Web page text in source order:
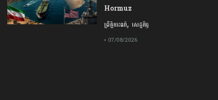
Hormuz
ព្រឹត្តិការណ៍, សេដ្ឋកិច្ច
• 07/08/2026